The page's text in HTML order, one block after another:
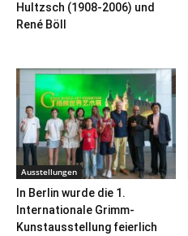
Hultzsch (1908-2006) und
René Böll
Ausstellungen
In Berlin wurde die 1.
Internationale Grimm-
Kunstausstellung feierlich